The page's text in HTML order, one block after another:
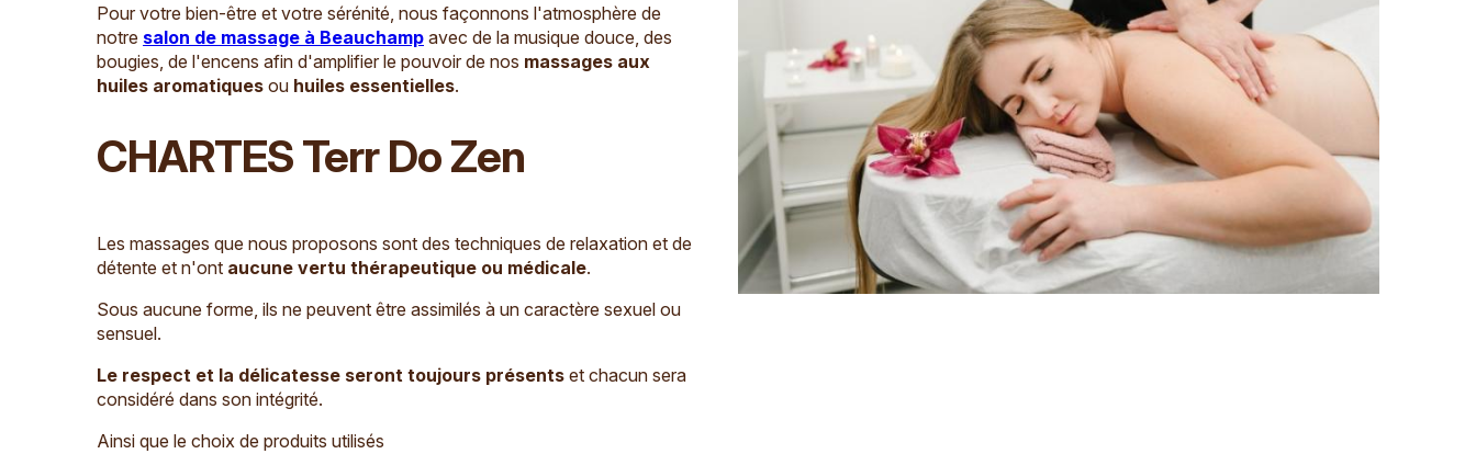
Pour votre bien-être et votre sérénité, nous façonnons l'atmosphère de
notre salon de massage à Beauchamp avec de la musique douce, des
bougies, de l'encens afin d'amplifier le pouvoir de nos massages aux
huiles aromatiques ou huiles essentielles.
CHARTES Terr Do Zen
Les massages que nous proposons sont des techniques de relaxation et de
détente et n'ont aucune vertu thérapeutique ou médicale.
Sous aucune forme, ils ne peuvent être assimilés à un caractère sexuel ou
sensuel.
Le respect et la délicatesse seront toujours présents et chacun sera
considéré dans son intégrité.
Ainsi que le choix de produits utilisés